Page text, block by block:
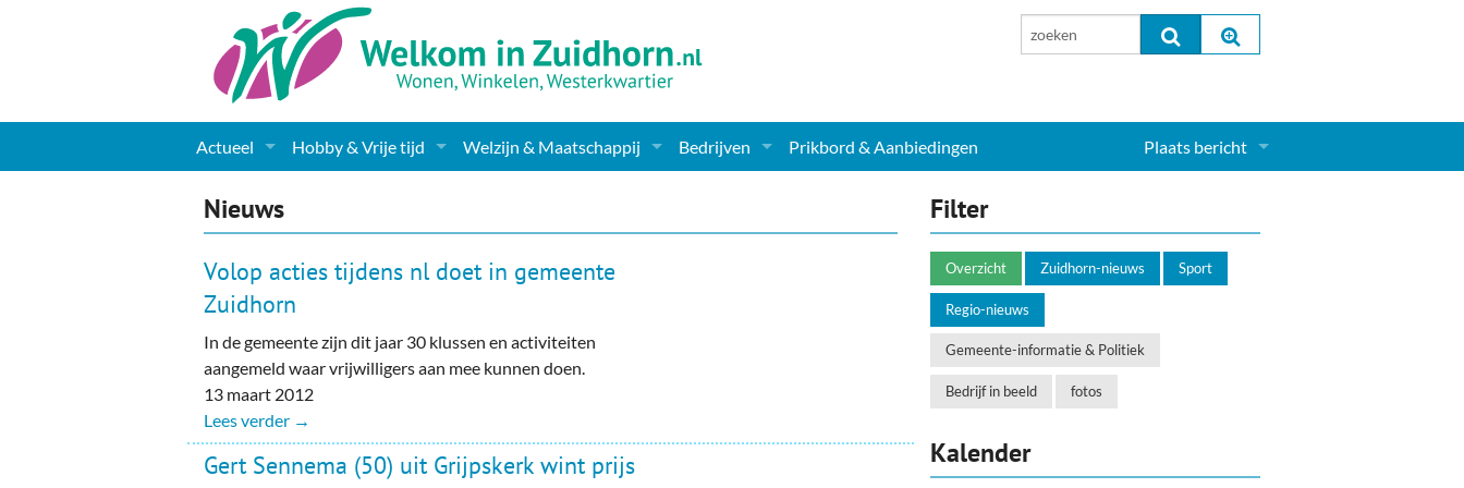
Actueel
Nieuws
Gemeente informatie
Woningaanbod
Columns & Redactioneel
Foto-pagina
Hobby & Vrije tijd
Muziek
Toerisme & Musea
Podia & Dorpshuizen
Welzijn & Maatschappij
Kinderopvang
Onderwijs & jeugd
Bedrijven
Vervoer, Auto's & Fietsen
Prikbord & Aanbiedingen Plaats bericht
Nieuws
Volop acties tijdens nl doet in gemeente
Zuidhorn
In de gemeente zijn dit jaar 30 klussen en activiteiten
aangemeld waar vrijwilligers aan mee kunnen doen.
13 maart 2012
Lees verder →
Gert Sennema (50) uit Grijpskerk wint prijs
Filter
Overzicht Zuidhorn-nieuws Sport
Regio-nieuws
Gemeente-informatie & Politiek
Bedrijf in beeld fotos
Kalender